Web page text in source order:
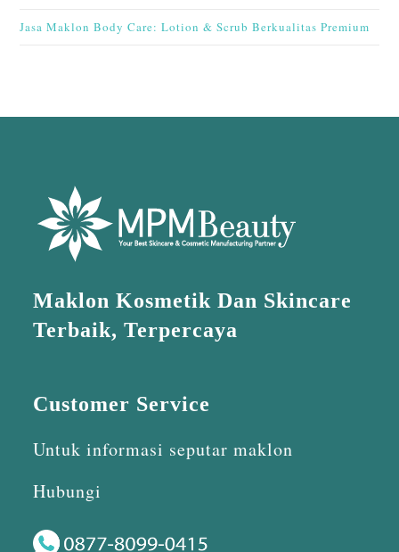
Jasa Maklon Body Care: Lotion & Scrub Berkualitas Premium
Maklon Kosmetik Dan Skincare
Terbaik, Terpercaya
Customer Service
Untuk informasi seputar maklon
Hubungi